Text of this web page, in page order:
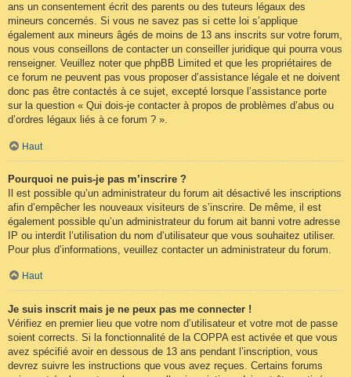
ans un consentement écrit des parents ou des tuteurs légaux des
mineurs concernés. Si vous ne savez pas si cette loi s’applique
également aux mineurs âgés de moins de 13 ans inscrits sur votre forum,
nous vous conseillons de contacter un conseiller juridique qui pourra vous
renseigner. Veuillez noter que phpBB Limited et que les propriétaires de
ce forum ne peuvent pas vous proposer d’assistance légale et ne doivent
donc pas être contactés à ce sujet, excepté lorsque l’assistance porte
sur la question « Qui dois-je contacter à propos de problèmes d’abus ou
d’ordres légaux liés à ce forum ? ».
Haut
Pourquoi ne puis-je pas m’inscrire ?
Il est possible qu’un administrateur du forum ait désactivé les inscriptions
afin d’empêcher les nouveaux visiteurs de s’inscrire. De même, il est
également possible qu’un administrateur du forum ait banni votre adresse
IP ou interdit l’utilisation du nom d’utilisateur que vous souhaitez utiliser.
Pour plus d’informations, veuillez contacter un administrateur du forum.
Haut
Je suis inscrit mais je ne peux pas me connecter !
Vérifiez en premier lieu que votre nom d’utilisateur et votre mot de passe
soient corrects. Si la fonctionnalité de la COPPA est activée et que vous
avez spécifié avoir en dessous de 13 ans pendant l’inscription, vous
devrez suivre les instructions que vous avez reçues. Certains forums